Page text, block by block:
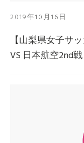
2019年10月16日
【山梨県女子サ
VS 日本航空2nd戦